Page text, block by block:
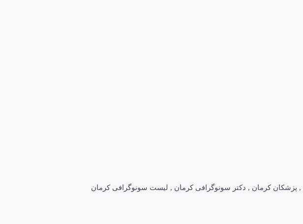
, پزشکان کرمان , دکتر سونوگرافی کرمان , لیست سونوگرافی کرمان